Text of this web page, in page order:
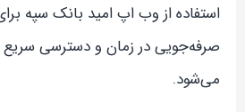
استفاده از وب اپ امید بانک سپه
صرفه‌جویی در زمان و دسترسی
می‌شود.